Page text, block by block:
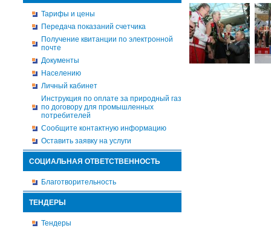
Тарифы и цены
Передача показаний счетчика
Получение квитанции по электронной
почте
Документы
Населению
Личный кабинет
Инструкция по оплате за природный газ
по договору для промышленных
потребителей
Сообщите контактную информацию
Оставить заявку на услуги
СОЦИАЛЬНАЯ ОТВЕТСТВЕННОСТЬ
Благотворительность
ТЕНДЕРЫ
Тендеры